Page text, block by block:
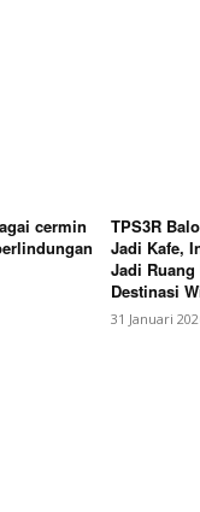
cermin
TPS3R
Jadi Kafe,
Jadi
Destinasi
31 Januari